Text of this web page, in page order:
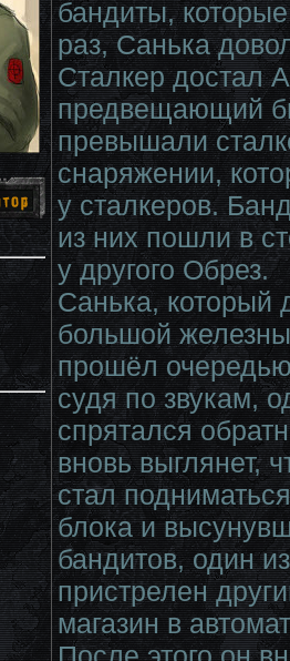
бандиты,
раз, Санька
Сталкер достал
предвещающий
превышали
снаряжении,
у сталкеров.
из них пошли в
у другого Обрез.
Санька, который
большой
прошёл
судя по звукам,
спрятался
вновь выглянет,
стал
блока и
бандитов, один
пристрелен
магазин в